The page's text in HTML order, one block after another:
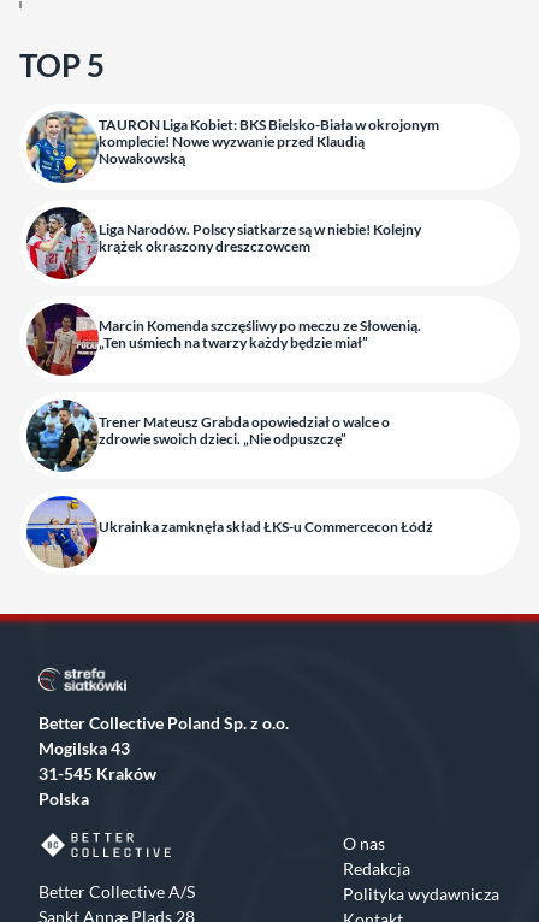
TOP 5
TAURON Liga Kobiet: BKS Bielsko-Biała w okrojonym
komplecie! Nowe wyzwanie przed Klaudią
Nowakowską
Liga Narodów. Polscy siatkarze są w niebie! Kolejny
krążek okraszony dreszczowcem
Marcin Komenda szczęśliwy po meczu ze Słowenią.
„Ten uśmiech na twarzy każdy będzie miał”
Trener Mateusz Grabda opowiedział o walce o
zdrowie swoich dzieci. „Nie odpuszczę”
Ukrainka zamknęła skład ŁKS-u Commercecon Łódź
Better Collective Poland Sp. z o.o.
Mogilska 43
31-545 Kraków
Polska
Better Collective A/S
Sankt Annæ Plads 28
O nas
Redakcja
Polityka wydawnicza